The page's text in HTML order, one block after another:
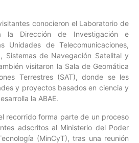
conocieron el Laboratorio de
la Dirección de Investigación e
Unidades de Telecomunicaciones,
Sistemas de Navegación Satelital y
visitaron la Sala de Geomática
Terrestres (SAT), donde se les
y proyectos basados en ciencia y
la ABAE.
recorrido forma parte de un proceso
adscritos al Ministerio del Poder
(MinCyT), tras una reunión